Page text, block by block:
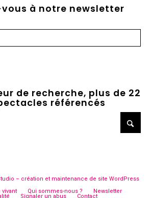
à notre newsletter
de recherche, plus de 22
référencés
– création et maintenance de site WordPress
vivant
Qui sommes-nous ? Newsletter
Signaler un abus Contact